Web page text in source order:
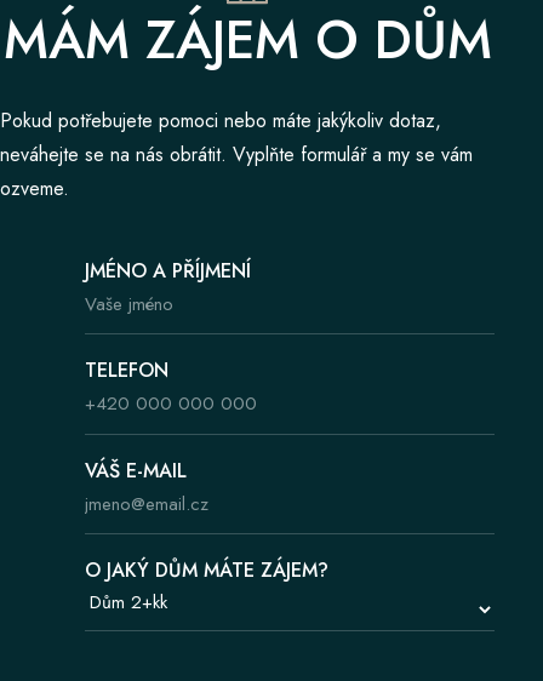
MÁM ZÁJEM O DŮM
Pokud potřebujete pomoci nebo máte jakýkoliv dotaz,
neváhejte se na nás obrátit. Vyplňte formulář a my se vám
ozveme.
JMÉNO A PŘÍJMENÍ
TELEFON
VÁŠ E-MAIL
O JAKÝ DŮM MÁTE ZÁJEM?